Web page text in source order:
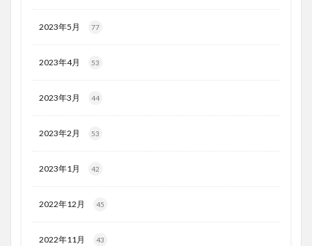
2023年5月 77
2023年4月 53
2023年3月 44
2023年2月 53
2023年1月 42
2022年12月 45
2022年11月 43